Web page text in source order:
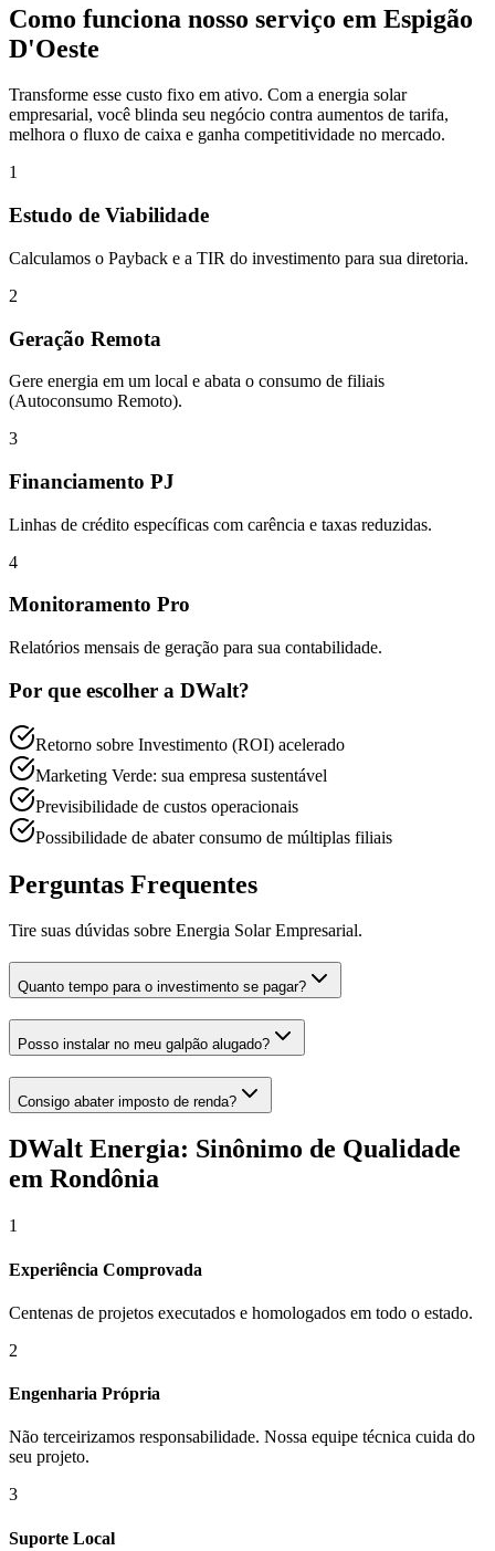
Como funciona nosso serviço em Espigão
D'Oeste
Transforme esse custo fixo em ativo. Com a energia solar
empresarial, você blinda seu negócio contra aumentos de tarifa,
melhora o fluxo de caixa e ganha competitividade no mercado.
1
Estudo de Viabilidade
Calculamos o Payback e a TIR do investimento para sua diretoria.
2
Geração Remota
Gere energia em um local e abata o consumo de filiais
(Autoconsumo Remoto).
3
Financiamento PJ
Linhas de crédito específicas com carência e taxas reduzidas.
4
Monitoramento Pro
Relatórios mensais de geração para sua contabilidade.
Por que escolher a DWalt?
Retorno sobre Investimento (ROI) acelerado
Marketing Verde: sua empresa sustentável
Previsibilidade de custos operacionais
Possibilidade de abater consumo de múltiplas filiais
Perguntas Frequentes
Tire suas dúvidas sobre Energia Solar Empresarial.
Quanto tempo para o investimento se pagar?
Posso instalar no meu galpão alugado?
Consigo abater imposto de renda?
DWalt Energia: Sinônimo de Qualidade
em Rondônia
1
Experiência Comprovada
Centenas de projetos executados e homologados em todo o estado.
2
Engenharia Própria
Não terceirizamos responsabilidade. Nossa equipe técnica cuida do
seu projeto.
3
Suporte Local